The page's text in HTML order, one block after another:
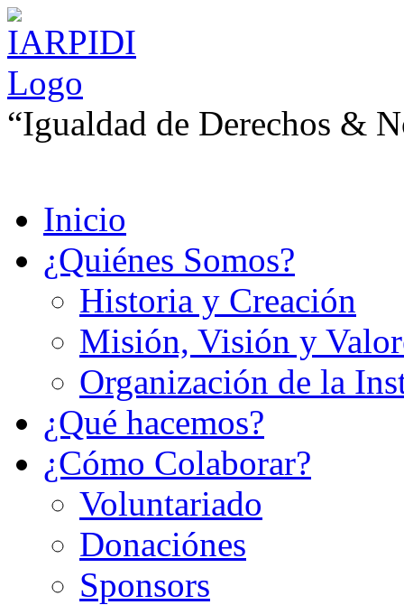
“Igualdad de Derechos &
Inicio
¿Quiénes Somos?
Historia y Creación
Misión, Visión y
Organización de la
¿Qué hacemos?
¿Cómo Colaborar?
Voluntariado
Donaciónes
Sponsors